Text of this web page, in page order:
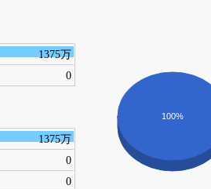
1375万
0
1375万
0
0
100%